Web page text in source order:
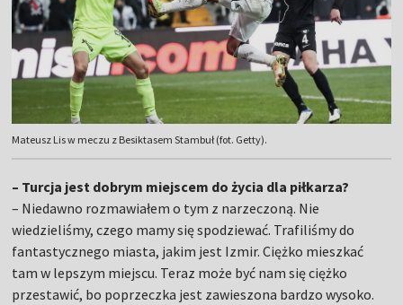
Mateusz Lis w meczu z Besiktasem Stambuł (fot. Getty).
– Turcja jest dobrym miejscem do życia dla piłkarza?
– Niedawno rozmawiałem o tym z narzeczoną. Nie
wiedzieliśmy, czego mamy się spodziewać. Trafiliśmy do
fantastycznego miasta, jakim jest Izmir. Ciężko mieszkać
tam w lepszym miejscu. Teraz może być nam się ciężko
przestawić, bo poprzeczka jest zawieszona bardzo wysoko.